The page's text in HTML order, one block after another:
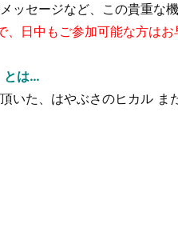
ッセージなど、この貴重な
日中もご参加可能な方は
とは…
いた、はやぶさのヒカル ま